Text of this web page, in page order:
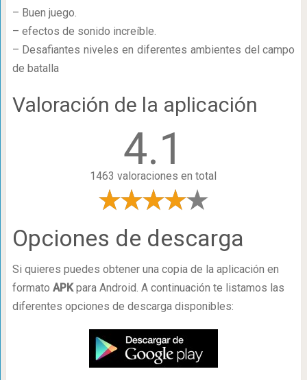
– Buen juego.
– efectos de sonido increíble.
– Desafiantes niveles en diferentes ambientes del campo
de batalla
Valoración de la aplicación
4.1
1463 valoraciones en total
Opciones de descarga
Si quieres puedes obtener una copia de la aplicación en
formato APKpara Android. A continuación te listamos las
diferentes opciones de descarga disponibles: